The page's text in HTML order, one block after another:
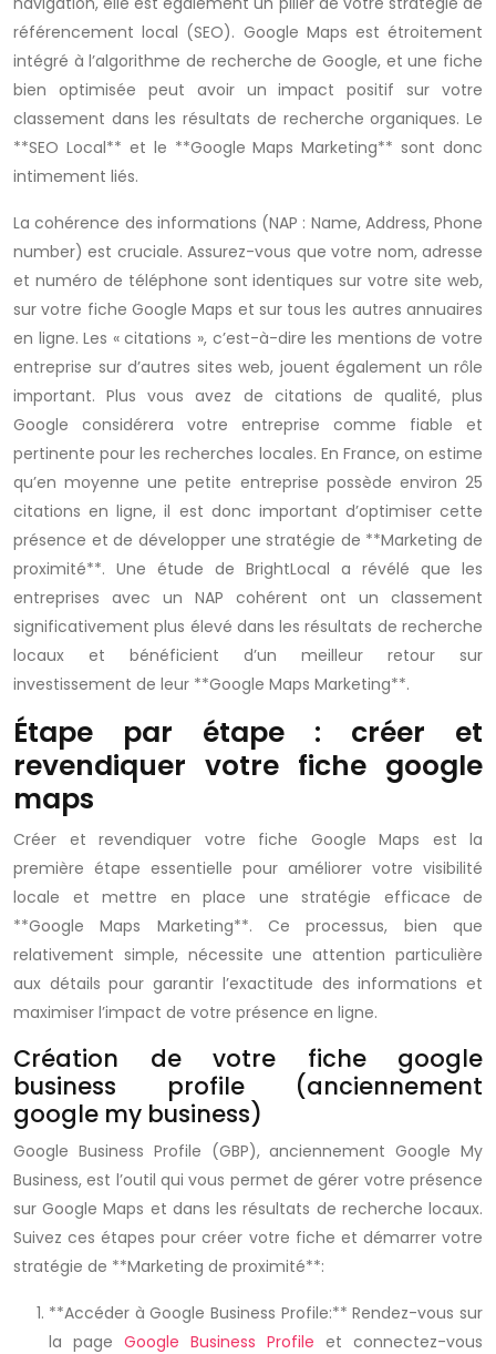
référencement local (SEO). Google Maps est étroitement
intégré à l’algorithme de recherche de Google, et une fiche
bien optimisée peut avoir un impact positif sur votre
classement dans les résultats de recherche organiques. Le
**SEO Local** et le **Google Maps Marketing** sont donc
intimement liés.
La cohérence des informations (NAP : Name, Address, Phone
number) est cruciale. Assurez-vous que votre nom, adresse
et numéro de téléphone sont identiques sur votre site web,
sur votre fiche Google Maps et sur tous les autres annuaires
en ligne. Les « citations », c’est-à-dire les mentions de votre
entreprise sur d’autres sites web, jouent également un rôle
important. Plus vous avez de citations de qualité, plus
Google considérera votre entreprise comme fiable et
pertinente pour les recherches locales. En France, on estime
qu’en moyenne une petite entreprise possède environ 25
citations en ligne, il est donc important d’optimiser cette
présence et de développer une stratégie de **Marketing de
proximité**. Une étude de BrightLocal a révélé que les
entreprises avec un NAP cohérent ont un classement
significativement plus élevé dans les résultats de recherche
locaux et bénéficient d’un meilleur retour sur
investissement de leur **Google Maps Marketing**.
Étape par étape : créer et
revendiquer votre fiche google
maps
Créer et revendiquer votre fiche Google Maps est la
première étape essentielle pour améliorer votre visibilité
locale et mettre en place une stratégie efficace de
**Google Maps Marketing**. Ce processus, bien que
relativement simple, nécessite une attention particulière
aux détails pour garantir l’exactitude des informations et
maximiser l’impact de votre présence en ligne.
Création de votre fiche google
business profile (anciennement
google my business)
Google Business Profile (GBP), anciennement Google My
Business, est l’outil qui vous permet de gérer votre présence
sur Google Maps et dans les résultats de recherche locaux.
Suivez ces étapes pour créer votre fiche et démarrer votre
stratégie de **Marketing de proximité**:
**Accéder à Google Business Profile:** Rendez-vous sur
la page Google Business Profile et connectez-vous